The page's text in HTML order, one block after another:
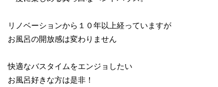
リノベーションから１０年以上経っていますが
お風呂の開放感は変わりません
快適なバスタイムをエンジョしたい
お風呂好きな方は是非！